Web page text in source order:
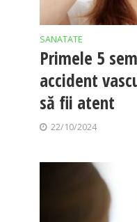
SANATATE
Primele 5
accident
să fii atent
22/10/2024